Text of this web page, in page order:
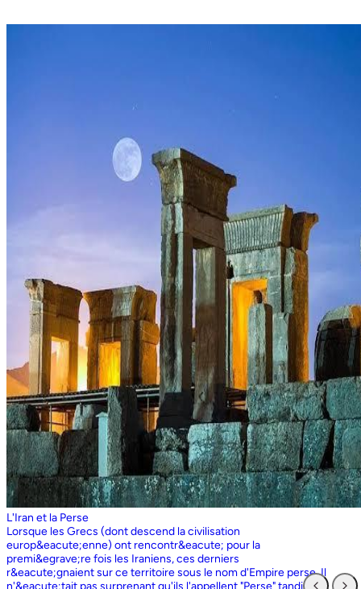
L'Iran et la Perse
Lorsque les Grecs (dont descend la civilisation europ&eacute;enne) ont rencontr&eacute; pour la premi&egrave;re fois les Iraniens, ces derniers r&eacute;gnaient sur ce territoire sous le nom d'Empire perse. Il n'&eacute;tait pas surprenant qu'ils l'appellent "Perse" tandis que les Perses, qui sont entr&eacute;s en contact pour la premi&egrave;re fois avec les Grecs ioniens, appelaient l'ensemble du territoire grec "Ionie". Aujourd'hui encore, les Iraniens utilisent le nom d'Ionie pour d&eacute;signer la Gr&egrave;ce (Yunan). La Perse ne faisait partie de l'Iran que dans la mesure o&ugrave; les Perses constituaient une partie du peuple iranien. Pourtant, elle avait parfois un sens encore plus large que l'Iran, car ce que l'on appelait historiquement la Perse ou l'empire perse comprenait non seulement un territoire beaucoup plus vaste que l'Iran actuel, mais aussi des pays et des peuples non iraniens comme l'&Eacute;gypte. "Perse" est rest&eacute; le terme europ&eacute;en pour l'Iran jusqu'en 1935, date &agrave; laquelle le gouvernement iranien a insist&eacute; pour que tous les pays appellent officiellement le pays par ce dernier nom. Mais le terme "Perse" a surv&eacute;cu et, encore aujourd'hui, pour de nombreux Occidentaux, la "Perse" a une connotation historique et culturelle beaucoup plus large que celle v&eacute;hicul&eacute;e par le terme "Iran", qu'ils confondaient parfois avec l'Irak. Beaucoup ne savent plus que l'Iran et la Perse sont la m&ecirc;me chose, pensant que l'Iran est aussi un pays arabe ! L'Iran actuel fait partie du plateau iranien, beaucoup plus vaste, dont l'ensemble a parfois fait partie de l'empire perse. Le pays est vaste, plus grand que le Royaume-Uni, la France, l'Espagne et l'Allemagne r&eacute;unis. Il est accident&eacute; et aride et, &agrave; l'exception de deux r&eacute;gions de plaine, il est constitu&eacute; de montagnes et de d&eacute;serts. Il y a deux grandes rang&eacute;es de montagnes, l'Alborz au nord, qui s'&eacute;tend du Caucase au nord-ouest jusqu'au Khorasan &agrave; l'est, et le Zagros, qui s'&eacute;tend de l'ouest au sud-est. Les grands d&eacute;serts, Dasht-e-Kavir et Dasht-e-Lut, tous deux situ&eacute;s &agrave; l'est, sont pratiquement inhabitables. Les deux r&eacute;gions de plaine sont le littoral de la mer Caspienne, qui se trouve au-dessous du niveau de la mer, a un climat subtropical et est couvert de for&ecirc;ts tropicales, et la plaine du Khuzestan au sud-ouest, qui est une continuation des terres fertiles de la M&eacute;sopotamie et est arros&eacute;e par le seul grand fleuve d'Iran, le Karun. Ainsi, la terre est abondante mais l'eau est rare, contrairement &agrave; un pays comme la Hollande o&ugrave; la terre est rare mais l'eau abondante. La raret&eacute; de l'eau a jou&eacute; un r&ocirc;le majeur non seulement en influen&ccedil;ant la nature et les syst&egrave;mes de l'agriculture iranienne, mais aussi un certain nombre de facteurs sociologiques cl&eacute;s, y compris la cause et la nature des &Eacute;tats iraniens. L'&eacute;tendue des montagnes et du d&eacute;sert a naturellement divis&eacute; la population iranienne en groupes relativement isol&eacute;s. Mais l'aridit&eacute; a jou&eacute; un r&ocirc;le encore plus important &agrave; cet &eacute;gard, et ce au niveau des plus petites unit&eacute;s sociales. Dans la majeure partie du pays, l'agriculture et l'&eacute;levage du b&eacute;tail n'&eacute;taient possibles que l&agrave; o&ugrave; l'eau de pluie naturelle, un petit ruisseau, un canal d'eau souterrain, appel&eacute; Qanat, ou une combinaison de ces &eacute;l&eacute;ments fournissait l'approvisionnement minimal n&eacute;cessaire en eau. Le Qanat ou Kariz est un d&eacute;veloppement ing&eacute;nieux des temps anciens, qui remonte &agrave; bien avant la fondation de l'empire perse. &Agrave; partir d'une nappe phr&eacute;atique existante dans les hautes terres, un tunnel est creus&eacute; sous le sol, en pente descendante vers les basses terres (pr&egrave;s des fermes environnantes) o&ugrave; il remonte &agrave; la surface. L'eau qui s'&eacute;coule de la source par gravit&eacute; est ensuite distribu&eacute;e par d'&eacute;troits canaux l&agrave; o&ugrave; elle est n&eacute;cessaire pour l'irrigation et d'autres usages. Le peuple iranien &Agrave; l'origine, les Iraniens &eacute;taient plus une ethnie qu'une nation et les perses se comptaient comme un groupe parmi un bon nombre des Iraniens. A part le pays qui s'appelle aujourd'hui l'Iran, l'Afghanistan et le Tadjikistan appartiennent &eacute;galement &agrave; un territoire iranien plus large dans leurs concepts historiques et culturels. En plus la domaine culturelle iranienne d&eacute;passe encore plus loin que la fronti&egrave;re de l&rsquo;ensemble de ces trois pays et s'&eacute;tendant jusqu&rsquo;au cot&eacute; nordique de l'Inde, l'Ouzb&eacute;kistan, le Turkm&eacute;nistan, le Caucase et l'Anatolie : Aujourd&rsquo;hui , c&rsquo;est ce que l&rsquo;on appelle &lsquo;&rsquo; Monde Persan&rsquo;&rsquo; La langue persane est une des langues iraniennes, alors qu&rsquo;il en existe d'autres vari&eacute;t&eacute;s dont le kurde et le pashto. En Iran, certaines langues locales sont encore parl&eacute;es en tant que des langues vivantes tandis que d&rsquo;autre langues r&eacute;gionales que l&rsquo;iranienne sont &eacute;galement parl&eacute;s en Iran tels que le turc et l&rsquo;arabe. En plus, d'autres formats de la langue persane sont parl&eacute;es en Afghanistan et au Tadjikistan, si bien que les r&eacute;sidents dans ces trois pays arrivent &agrave; se comprendre lors de la conversation et de la communication litt&eacute;raire. Egalement d'autres dialectes persans sont parl&eacute;s en Iran. A vraie dire , n&rsquo;importe quel argument &agrave; propos de l&rsquo;histoire de l&rsquo;Iran, de son &eacute;conomie et de sa politique ne serait pas raisonnable sauf qu&rsquo;on puisse tenir en compte les nomades qui ont &eacute;tabli leurs royaume &agrave; partir de l&rsquo;&eacute;poque des Perses au Qajars qui r&eacute;gnaient jusuq&rsquo;aux20&egrave;me si&egrave;cle. Suit &agrave; la recherches des p&acirc;turages encore plus verts et des sols fertils, diff&eacute;rents &eacute;thnies comme le turques, sont partis vers les r&eacute;gions au nord, nord-est et l&rsquo;est de la Perse . Apr&egrave;s avoir s&rsquo;h&eacute;berger , ils fallait qu&rsquo;ils se pr&eacute;par&egrave;rent pour faire face aux &eacute;nemies etrang&egrave;res . La s&egrave;cheresse, l&rsquo;aridit&eacute; et la densit&eacute; de la population dan leurs propres r&eacute;gions fut la cause de l&rsquo;immigration vers la Perse. D&rsquo;autre part la manqu&eacute; de la pluie et l&rsquo;aridit&eacute; en Iran causait la miragartion des gens vers des r&eacute;gions plus verts : ils se d&eacute;pla&ccedil;aient tous les ann&eacute;es, pour aller vers les r&eacute;gions o&ugrave; il faisait agr&eacute;able pendant l&rsquo;hiver et des r&eacute;gions o&ugrave; le climat faisait moins chaud au cours de l&rsquo;&eacute;t&eacute;. En comparaison avec les les s&eacute;dentaires, les nomades ont des puissances militaires et ils sont plus dynamiques, et plus nombreux que les villageoises qu'ils attaquaient. Ces particularit&eacute;s permettent &agrave; une tribu ou &agrave; un ensemble de tribus de faire diriger les autres vers la formation d&rsquo;un &eacute;tat central : Ensuite il faisait les n&eacute;cessaires pour collecter directement ou via un moyen indirect, la totalit&eacute; des produits agricoles exc&eacute;dentaires pour fournir les affaires financi&egrave;res. Ainsi il devient un &eacute;tat central et capable &agrave; taille de contr&ocirc;ler, d'administrer et de d&eacute;fendre ses vastes territoires. La plupart des souverains iraniens se d&eacute;pla&ccedil;aient la plupart du temps et cette caract&eacute;ristique est racin&eacute; dans leurs origines et leurs esprits. Par exemple les Ach&eacute;m&eacute;nides dirigeaient leurs trois capitales et se d&eacute;pla&ccedil;aient entre : Suse, Pers&eacute;polis et Ecbatane et parfois quatre si on fait inclure la Babylon. D&egrave;s le d&eacute;but ; tous les gouvernements iraniens jusqu&rsquo;au 20&egrave;me si&egrave;cle, on &eacute;t&eacute; fond&eacute;s par des tribus nomades et apr&egrave;s avoir &ecirc;tre uni au sein du gouvernement , il fallait se pr&eacute;parer pour faire face aux d&eacute;fis comme l&rsquo;invasion des nomades dans le pays et ceux qui pourraient attaquer depuis des terres au-del&agrave; des fronti&egrave;res. D'une mani&egrave;re historique, l'Iran a &eacute;t&eacute; le carrefour entre l'Asie et l'Europe, l'Est et l'Ouest. Les personnes, les biens ainsi que les croyances, les normes et produits culturels y sont pass&eacute;s, g&eacute;n&eacute;ralement d'est en ouest, mais pas toujours. L'influence orientale &eacute;tait telle que beaucoup des anciens mythes et l&eacute;gendes iraniens provenaient des terres orientales de l'Iran, bien que l'islam et les Arabes soient venus de la direction oppos&eacute;e. Cette situation g&eacute;ographique particuli&egrave;re a donn&eacute; lieu &agrave; ce que l'on peut appeler &laquo; l'effet carrefour &raquo;, &agrave; la fois d&eacute;stabilisant et enrichissant le pays ; rendant ses habitants hospitaliers et amicaux envers les &eacute;trangers et aussi tr&egrave;s conscients de leur particularit&eacute;. L'une des cons&eacute;quences de l'effet de carrefour est le fait que l'Iran est maintenant peupl&eacute; d&rsquo;une vari&eacute;t&eacute; de communaut&eacute;s ethniques et linguistiques incluant ceux dont la langue maternelle est le persan, ainsi que les Kurdes, les Turcs, les Arabes, les Baloutches, etc. On rencontre les Turcophones dans la r&eacute;gion Nord-ouest de l'Azerba&iuml;djan, aujourd'hui divis&eacute;e en plusieurs provinces, &agrave; la fronti&egrave;re de la Turquie et du Caucase. D'autres peuples turcophones, comme les Turkm&egrave;nes du Centre-nord-est et les tribus turcophones comm